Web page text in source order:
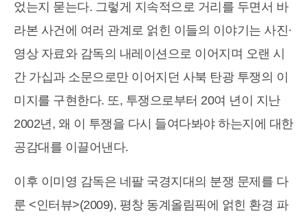
었는지 묻는다. 그렇게 지속적으로 거리를 두면서 바
라본 사건에 여러 관계로 얽힌 이들의 이야기는 사진·
영상 자료와 감독의 내레이션으로 이어지며 오랜 시
간 가십과 소문으로만 이어지던 사북 탄광 투쟁의 이
미지를 구현한다. 또, 투쟁으로부터 20여 년이 지난
2002년, 왜 이 투쟁을 다시 들여다봐야 하는지에 대한
공감대를 이끌어낸다.
이후 이미영 감독은 네팔 국경지대의 분쟁 문제를 다
룬 <인터뷰>(2009), 평창 동계올림픽에 얽힌 환경 파